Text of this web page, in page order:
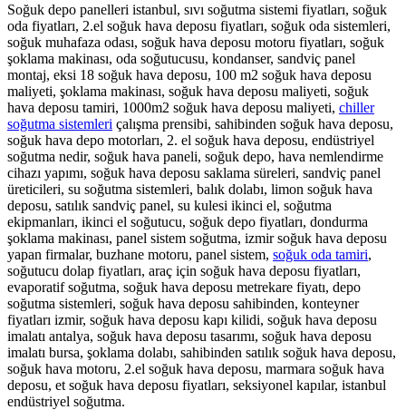
Soğuk depo panelleri istanbul, sıvı soğutma sistemi fiyatları, soğuk
oda fiyatları, 2.el soğuk hava deposu fiyatları, soğuk oda sistemleri,
soğuk muhafaza odası, soğuk hava deposu motoru fiyatları, soğuk
şoklama makinası, oda soğutucusu, kondanser, sandviç panel
montaj, eksi 18 soğuk hava deposu, 100 m2 soğuk hava deposu
maliyeti, şoklama makinası, soğuk hava deposu maliyeti, soğuk
hava deposu tamiri, 1000m2 soğuk hava deposu maliyeti, chiller
soğutma sistemleri çalışma prensibi, sahibinden soğuk hava deposu,
soğuk hava depo motorları, 2. el soğuk hava deposu, endüstriyel
soğutma nedir, soğuk hava paneli, soğuk depo, hava nemlendirme
cihazı yapımı, soğuk hava deposu saklama süreleri, sandviç panel
üreticileri, su soğutma sistemleri, balık dolabı, limon soğuk hava
deposu, satılık sandviç panel, su kulesi ikinci el, soğutma
ekipmanları, ikinci el soğutucu, soğuk depo fiyatları, dondurma
şoklama makinası, panel sistem soğutma, izmir soğuk hava deposu
yapan firmalar, buzhane motoru, panel sistem, soğuk oda tamiri,
soğutucu dolap fiyatları, araç için soğuk hava deposu fiyatları,
evaporatif soğutma, soğuk hava deposu metrekare fiyatı, depo
soğutma sistemleri, soğuk hava deposu sahibinden, konteyner
fiyatları izmir, soğuk hava deposu kapı kilidi, soğuk hava deposu
imalatı antalya, soğuk hava deposu tasarımı, soğuk hava deposu
imalatı bursa, şoklama dolabı, sahibinden satılık soğuk hava deposu,
soğuk hava motoru, 2.el soğuk hava deposu, marmara soğuk hava
deposu, et soğuk hava deposu fiyatları, seksiyonel kapılar, istanbul
endüstriyel soğutma.